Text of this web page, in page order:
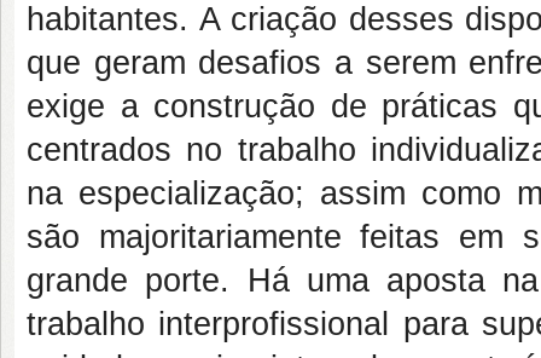
habitantes. A criação desses
que geram desafios a serem
exige a construção de práticas
centrados no trabalho
na especialização; assim como
são majoritariamente feitas em
grande porte. Há uma aposta
trabalho interprofissional para